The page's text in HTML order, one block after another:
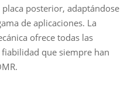
posterior, adaptándose
de aplicaciones. La
ofrece todas las
que siempre han